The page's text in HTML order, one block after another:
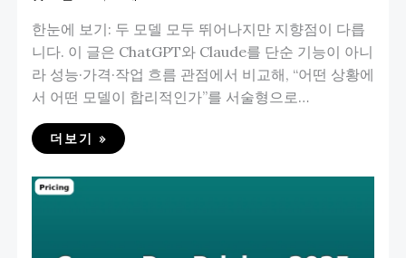
한눈에 보기: 두 모델 모두 뛰어나지만 지향점이 다릅
니다. 이 글은 ChatGPT와 Claude를 단순 기능이 아니
라 성능·가격·작업 흐름 관점에서 비교해, “어떤 상황에
서 어떤 모델이 합리적인가”를 서술형으로…
더보기 »